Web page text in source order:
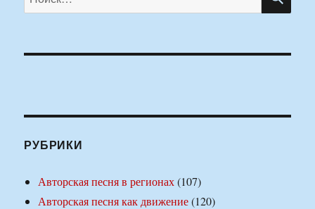
РУБРИКИ
Авторская песня в регионах(107)
Авторская песня как движение(120)